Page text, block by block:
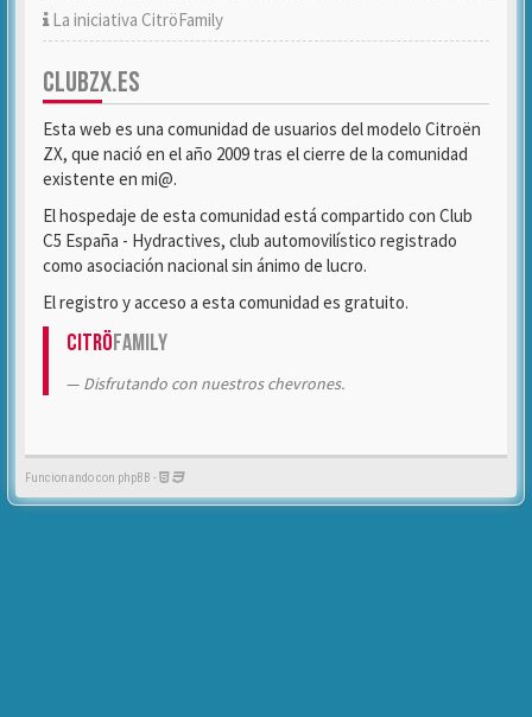
La iniciativa CitröFamily
CLUBZX.ES
Esta web es una comunidad de usuarios del modelo Citroën
ZX, que nació en el año 2009 tras el cierre de la comunidad
existente en mi@.
El hospedaje de esta comunidad está compartido con Club
C5 España - Hydractives, club automovilístico registrado
como asociación nacional sin ánimo de lucro.
El registro y acceso a esta comunidad es gratuito.
CitröFamily
Disfrutando con nuestros chevrones.
Funcionando con phpBB -